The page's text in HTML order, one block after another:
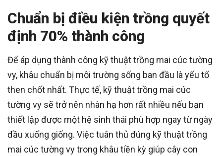
Chuẩn bị điều kiện trồng quyết
định 70% thành công
Để áp dụng thành công kỹ thuật trồng mai cúc tường
vy, khâu chuẩn bị môi trường sống ban đầu là yếu tố
then chốt nhất. Thực tế, kỹ thuật trồng mai cúc
tường vy sẽ trở nên nhàn hạ hơn rất nhiều nếu bạn
thiết lập được một hệ sinh thái phù hợp ngay từ ngày
đầu xuống giống. Việc tuân thủ đúng kỹ thuật trồng
mai cúc tường vy trong khâu tiền kỳ giúp cây con